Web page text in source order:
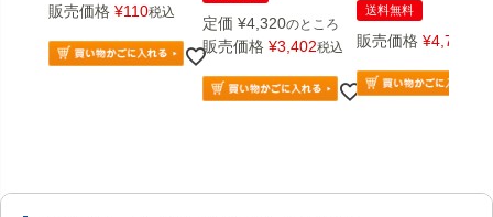
販売価格 ¥110税込
定価 ¥4,320のところ
販売価格 ¥3,402税込
送料無料
販売価格 ¥4,716